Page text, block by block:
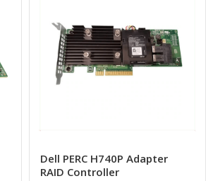
Dell PERC H740P Adapter
RAID Controller